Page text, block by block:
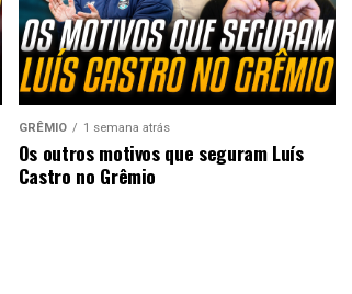
GRÊMIO 1 semana atrás
Os outros motivos que seguram Luís
Castro no Grêmio